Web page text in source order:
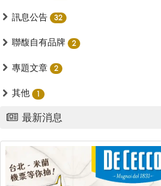
訊息公告 32
聯馥自有品牌 2
專題文章 2
其他 1
最新消息